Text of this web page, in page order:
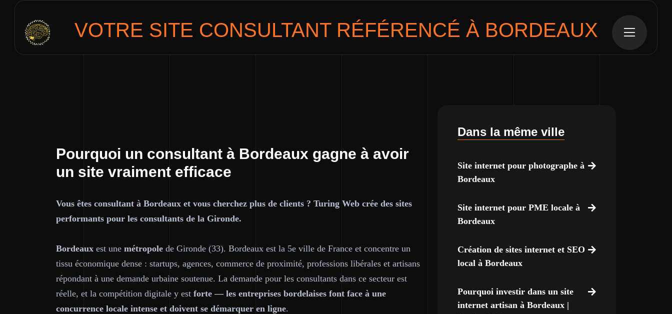
VOTRE SITE CONSULTANTRÉFÉRENCÉ À BORDEAUX
Pourquoi un consultant à Bordeaux gagne à avoir
un site vraiment efficace
Vous êtes consultant à Bordeaux et vous cherchez plus de clients ? Turing Web crée des sites
performants pour les consultants de la Gironde.
Bordeaux est une métropole de Gironde (33). Bordeaux est la 5e ville de France et concentre un
tissu économique dense : startups, agences, commerce de proximité, professions libérales et artisans
répondant à une demande urbaine soutenue. La demande pour les consultants dans ce secteur est
réelle, et la compétition digitale y est forte — les entreprises bordelaises font face à une
concurrence locale intense et doivent se démarquer en ligne.
Dans la même ville
Site internet pour photographe à
Bordeaux
Site internet pour PME locale à
Bordeaux
Création de sites internet et SEO
local à Bordeaux
Pourquoi investir dans un site
internet artisan à Bordeaux |